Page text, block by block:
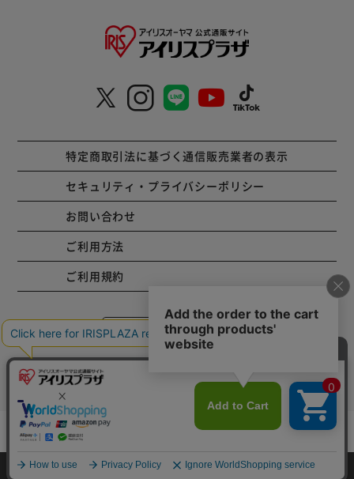
特定商取引法に基づく通信販売業者の表示
セキュリティ・プライバシーポリシー
お問い合わせ
ご利用方法
ご利用規約
コーポレートサイト
Copyright © 2001 IRISPLAZA. ALL Rights Reserved.